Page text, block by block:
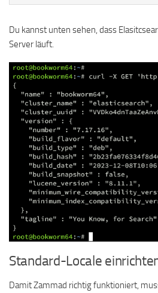
Du kannst unten sehen, dass
Server läuft.
Standard-Locale
Damit Zammad richtig funktioniert,